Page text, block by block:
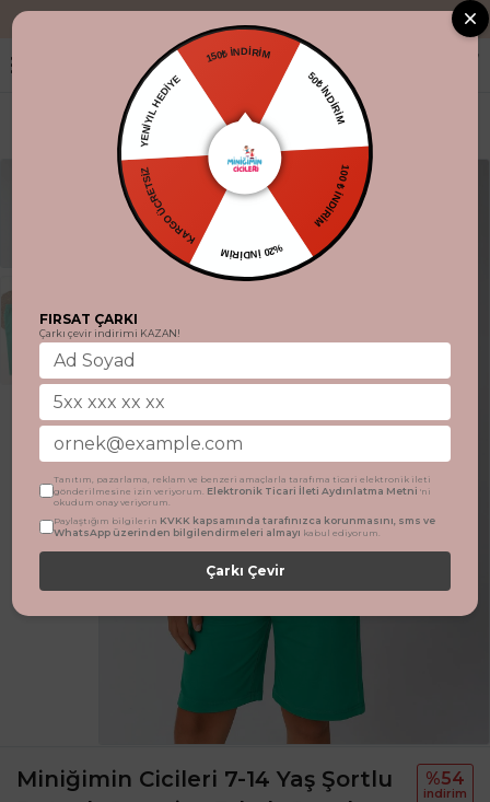
"Aynı gün
Miniğimin Cicileri 7-14 Yaş Şortlu
%54
i̇ndi̇ri̇m
150₺ İNDİRİM
50₺ İNDİRİM
100 ₺ İNDİRİM
%20 İNDİRİM
KARGO ÜCRETSİZ
YENİYIL HEDİYE
FIRSAT ÇARKI
Çarkı çevir indirimi KAZAN!
Tanıtım, pazarlama, reklam ve benzeri amaçlarla tarafıma ticari elektronik ileti
gönderilmesine izin veriyorum. Elektronik Ticari İleti Aydınlatma Metni 'ni
okudum onay veriyorum.
Paylaştığım bilgilerin KVKK kapsamında tarafınızca korunmasını, sms ve
WhatsApp üzerinden bilgilendirmeleri almayı kabul ediyorum.
Çarkı Çevir